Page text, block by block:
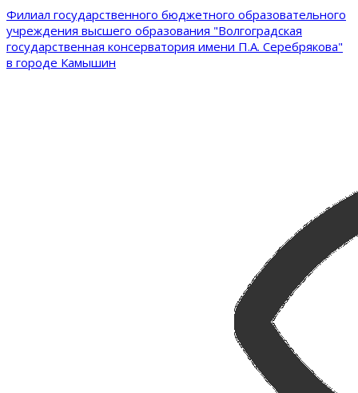
Филиал государственного бюджетного образовательного
учреждения высшего образования "Волгоградская
государственная консерватория имени П.А. Серебрякова"
в городе Камышин